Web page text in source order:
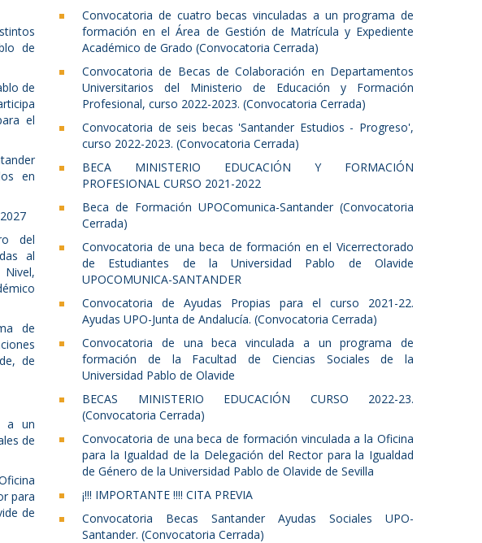
de
de
el
en
del
al
Nivel,
de
de
a un
de
para
de
Convocatoria de cuatro becas vinculadas a un programa de
formación en el Área de Gestión de Matrícula y Expediente
Académico de Grado (Convocatoria Cerrada)
Convocatoria de Becas de Colaboración en Departamentos
Universitarios del Ministerio de Educación y Formación
Profesional, curso 2022-2023. (Convocatoria Cerrada)
Convocatoria de seis becas 'Santander Estudios - Progreso',
curso 2022-2023. (Convocatoria Cerrada)
BECA MINISTERIO EDUCACIÓN Y FORMACIÓN
PROFESIONAL CURSO 2021-2022
Beca de Formación UPOComunica-Santander (Convocatoria
Cerrada)
Convocatoria de una beca de formación en el Vicerrectorado
de Estudiantes de la Universidad Pablo de Olavide
UPOCOMUNICA-SANTANDER
Convocatoria de Ayudas Propias para el curso 2021-22.
Ayudas UPO-Junta de Andalucía. (Convocatoria Cerrada)
Convocatoria de una beca vinculada a un programa de
formación de la Facultad de Ciencias Sociales de la
Universidad Pablo de Olavide
BECAS MINISTERIO EDUCACIÓN CURSO 2022-23.
(Convocatoria Cerrada)
Convocatoria de una beca de formación vinculada a la Oficina
para la Igualdad de la Delegación del Rector para la Igualdad
de Género de la Universidad Pablo de Olavide de Sevilla
¡!!! IMPORTANTE !!!! CITA PREVIA
Convocatoria Becas Santander Ayudas Sociales UPO-
Santander. (Convocatoria Cerrada)